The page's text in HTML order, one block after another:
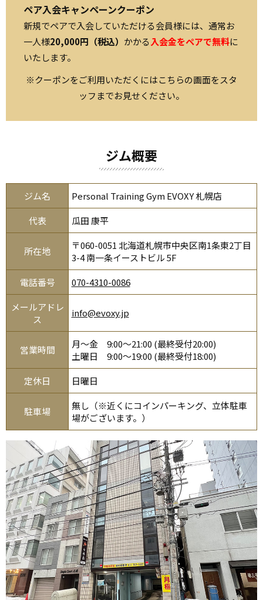
ペア入会キャンペーンクーポン
新規でペアで入会していただける会員様には、通常お
一人様20,000円（税込） かかる入会金をペアで無料に
いたします。
※クーポンをご利用いただくにはこちらの画面をスタ
ッフまでお見せください。
ジム概要
ジム名
Personal Training Gym EVOXY 札幌店
代表
瓜田 康平
所在地
〒060-0051 北海道札幌市中央区南1条東2丁目
3-4 南一条イーストビル 5F
電話番号
070-4310-0086
メールアドレ
ス
info@evoxy.jp
営業時間
月～金 9:00～21:00 (最終受付20:00)
土曜日 9:00～19:00 (最終受付18:00)
定休日
日曜日
駐車場
無し（※近くにコインパーキング、立体駐車
場がございます。）